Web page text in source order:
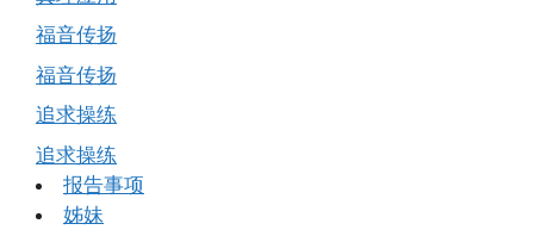
福音传扬
福音传扬
追求操练
追求操练
报告事项
姊妹